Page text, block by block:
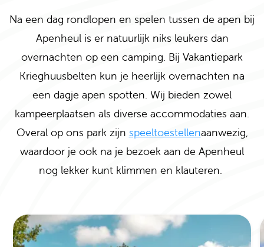
Na een dag rondlopen en spelen tussen de apen bij
Apenheul is er natuurlijk niks leukers dan
overnachten op een camping. Bij Vakantiepark
Krieghuusbelten kun je heerlijk overnachten na
een dagje apen spotten. Wij bieden zowel
kampeerplaatsen als diverse accommodaties aan.
Overal op ons park zijn speeltoestellenaanwezig,
waardoor je ook na je bezoek aan de Apenheul
nog lekker kunt klimmen en klauteren.